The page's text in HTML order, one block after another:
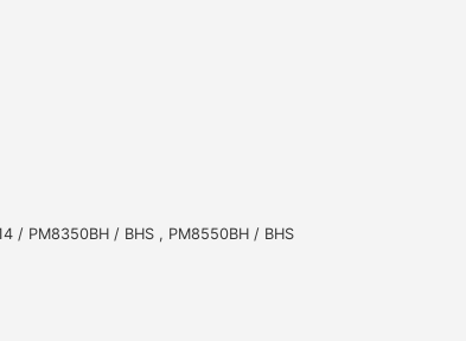
/ PM8350BH / BHS , PM8550BH / BHS